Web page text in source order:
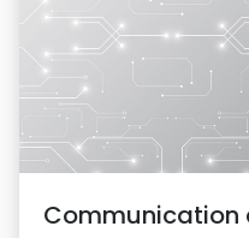
Communication